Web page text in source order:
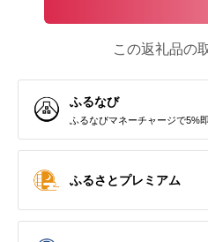
この返礼品の
ふるなび
ふるなびマネーチャージで5%
ふるさとプレミアム